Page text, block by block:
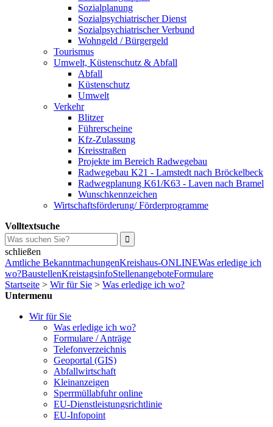
Sozialplanung
Sozialpsychiatrischer Dienst
Sozialpsychiatrischer Verbund
Wohngeld / Bürgergeld
Tourismus
Umwelt, Küstenschutz & Abfall
Abfall
Küstenschutz
Umwelt
Verkehr
Blitzer
Führerscheine
Kfz-Zulassung
Kreisstraßen
Projekte im Bereich Radwegebau
Radwegebau K21 - Lamstedt nach Bröckelbeck
Radwegplanung K61/K63 - Laven nach Bramel
Wunschkennzeichen
Wirtschaftsförderung/ Förderprogramme
Volltextsuche
schließen
Amtliche BekanntmachungenKreishaus-ONLINEWas erledige ich
wo?BaustellenKreistagsinfoStellenangeboteFormulare
Startseite > Wir für Sie > Was erledige ich wo?
Untermenu
Wir für Sie
Was erledige ich wo?
Formulare / Anträge
Telefonverzeichnis
Geoportal (GIS)
Abfallwirtschaft
Kleinanzeigen
Sperrmüllabfuhr online
EU-Dienstleistungsrichtlinie
EU-Infopoint